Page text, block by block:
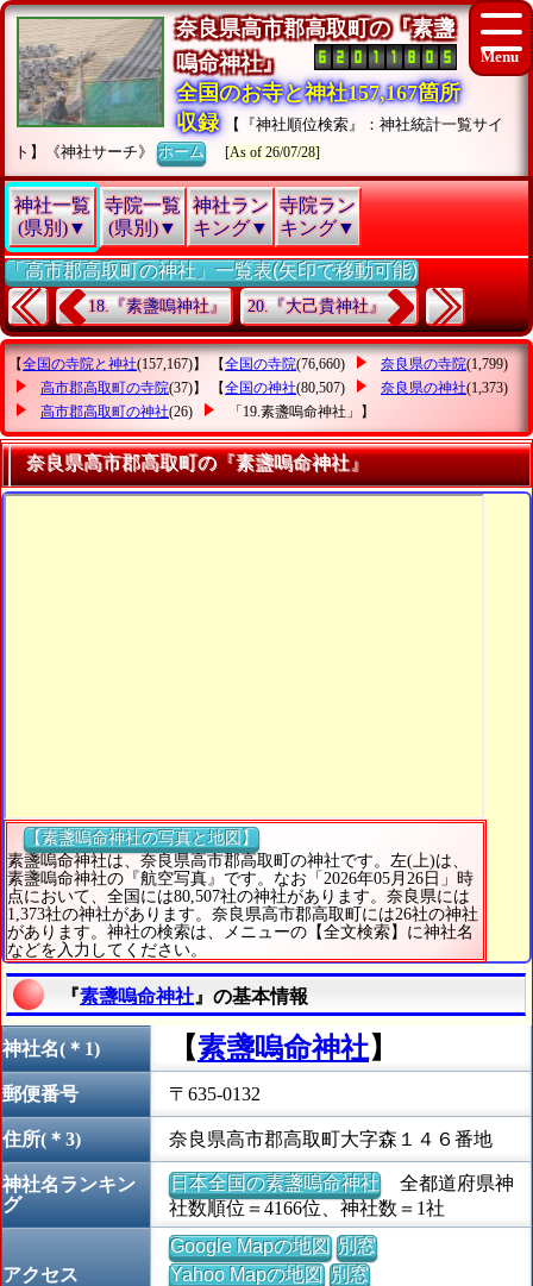
奈良県高市郡高取町の『素盞
嗚命神社』
全国のお寺と神社157,167箇所
収録
【『神社順位検索』：神社統計一覧サイ
ト】《神社サーチ》ホーム [As of 26/07/28]
神社一覧
(県別)▼
寺院一覧
(県別)▼
神社ラン
キング▼
寺院ラン
キング▼
「高市郡高取町の神社」一覧表(矢印で移動可能)
18.『素盞嗚神社』 20.『大己貴神社』
【全国の寺院と神社(157,167)】 【全国の寺院(76,660) 奈良県の寺院(1,799)
高市郡高取町の寺院(37)】 【全国の神社(80,507) 奈良県の神社(1,373)
高市郡高取町の神社(26) 「19.素盞嗚命神社」 】
奈良県高市郡高取町の『素盞嗚命神社』
【素盞嗚命神社の写真と地図】
素盞嗚命神社は、奈良県高市郡高取町の神社です。左(上)は、
素盞嗚命神社の『航空写真』です。なお「2026年05月26日」時
点において、全国には80,507社の神社があります。奈良県には
1,373社の神社があります。奈良県高市郡高取町には26社の神社
があります。神社の検索は、メニューの【全文検索】に神社名
などを入力してください。
『素盞嗚命神社 』の基本情報
神社名(＊1) 【素盞嗚命神社】
郵便番号 〒635-0132
住所(＊3) 奈良県高市郡高取町大字森１４６番地
神社名ランキン
グ
日本全国の素盞嗚命神社全都道府県神
社数順位＝4166位、神社数＝1社
アクセス
Google Mapの地図 別窓
Yahoo Mapの地図 別窓